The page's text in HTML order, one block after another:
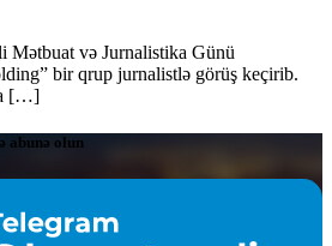
və Jurnalistika Günü
bir qrup jurnalistlə görüş keçirib.
[…]
abunə olun